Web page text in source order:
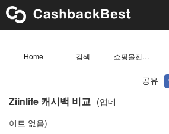
Home 검색 쇼핑몰전체목록
Ziinlife 캐시백 비교 (업데
이트 없음)
공유